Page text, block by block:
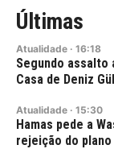
Últimas
Atualidade · 16:18
Segundo assalto
Casa de Deniz
Atualidade · 15:30
Hamas pede a
rejeição do plano